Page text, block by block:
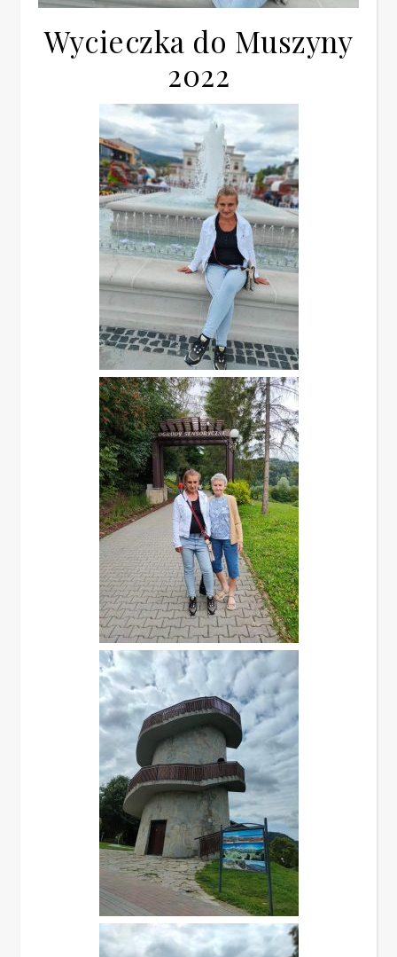
Wycieczka do Muszyny
2022